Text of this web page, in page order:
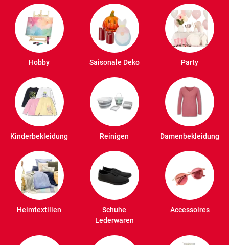
Hobby Saisonale Deko Party
Kinderbekleidung Reinigen Damenbekleidung
Heimtextilien
Schuhe
Lederwaren
Accessoires